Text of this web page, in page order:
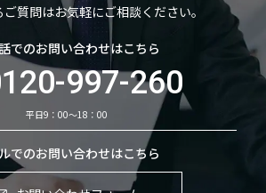
質問はお気軽にご相談ください。
でのお問い合わせはこちら
997-260
平日9：00～18：00
でのお問い合わせはこちら